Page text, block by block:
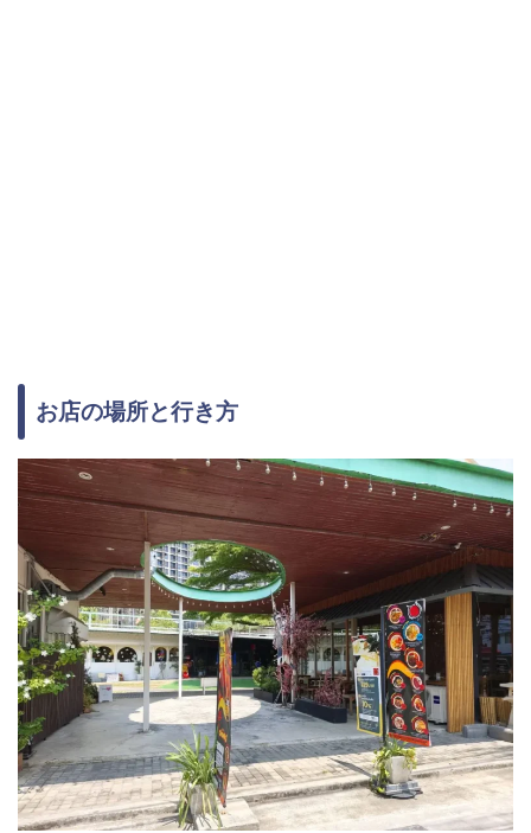
お店の場所と行き方